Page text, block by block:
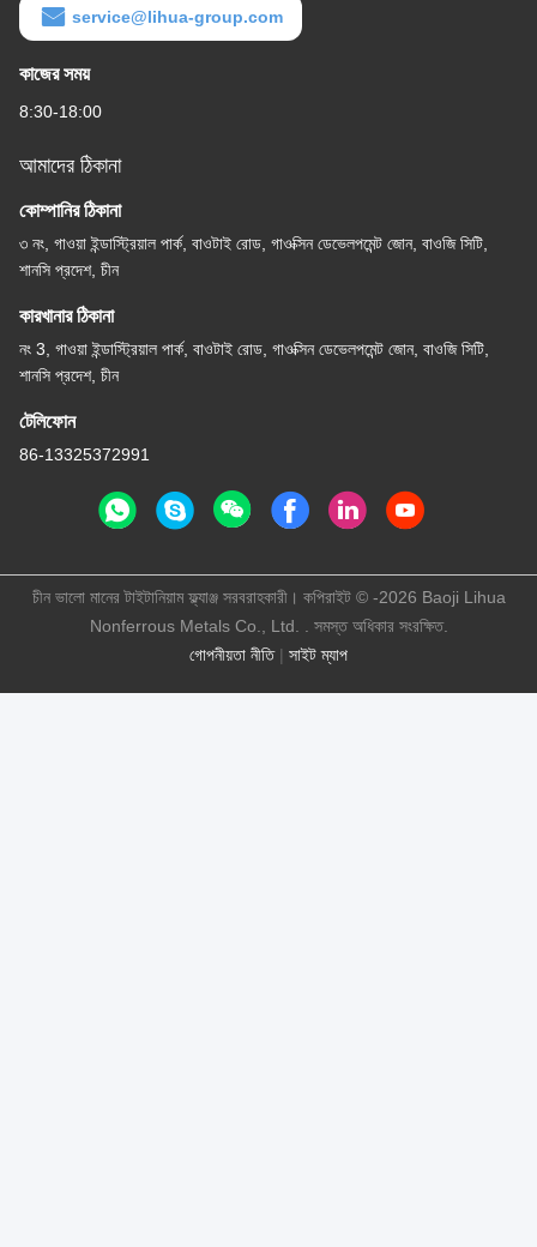
service@lihua-group.com
কাজের সময়
8:30-18:00
আমাদের ঠিকানা
কোম্পানির ঠিকানা
৩ নং, গাওয়া ইন্ডাস্ট্রিয়াল পার্ক, বাওটাই রোড, গাওক্সিন ডেভেলপমেন্ট জোন, বাওজি সিটি,
শানসি প্রদেশ, চীন
কারখানার ঠিকানা
নং 3, গাওয়া ইন্ডাস্ট্রিয়াল পার্ক, বাওটাই রোড, গাওক্সিন ডেভেলপমেন্ট জোন, বাওজি সিটি,
শানসি প্রদেশ, চীন
টেলিফোন
86-13325372991
গোপনীয়তা নীতি| সাইট ম্যাপ
চীন ভালো মানের টাইটানিয়াম ফ্ল্যাঞ্জ সরবরাহকারী। কপিরাইট © -2026 Baoji Lihua
Nonferrous Metals Co., Ltd. . সমস্ত অধিকার সংরক্ষিত.